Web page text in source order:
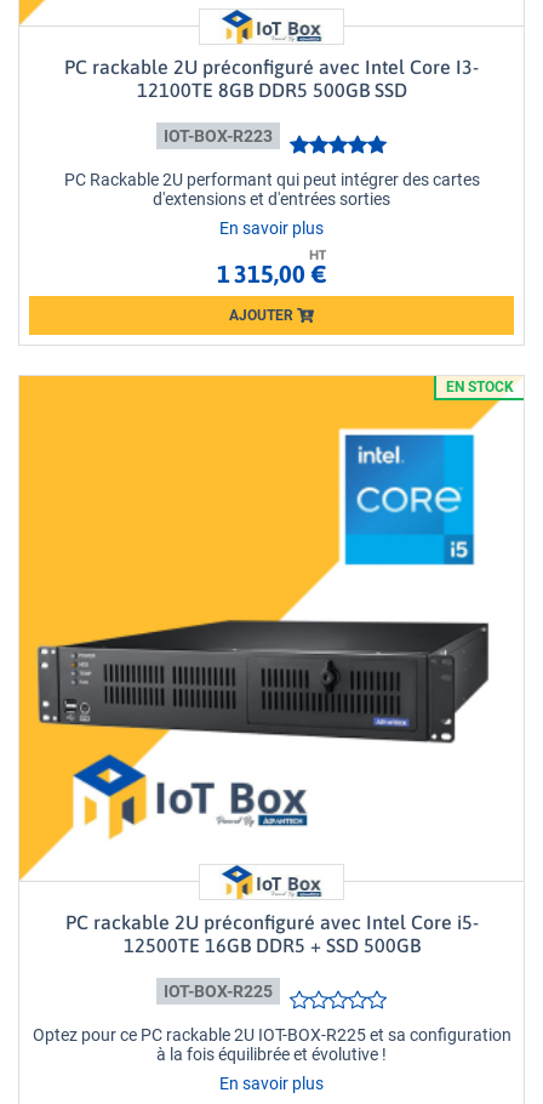
PC rackable 2U préconfiguré avec Intel Core I3-
12100TE 8GB DDR5 500GB SSD
IOT-BOX-R223
PC Rackable 2U performant qui peut intégrer des cartes
d'extensions et d'entrées sorties
En savoir plus
HT
1 315,00 €
AJOUTER
Loading...
EN STOCK
PC rackable 2U préconfiguré avec Intel Core i5-
12500TE 16GB DDR5 + SSD 500GB
IOT-BOX-R225
Optez pour ce PC rackable 2U IOT-BOX-R225 et sa configuration
à la fois équilibrée et évolutive !
En savoir plus